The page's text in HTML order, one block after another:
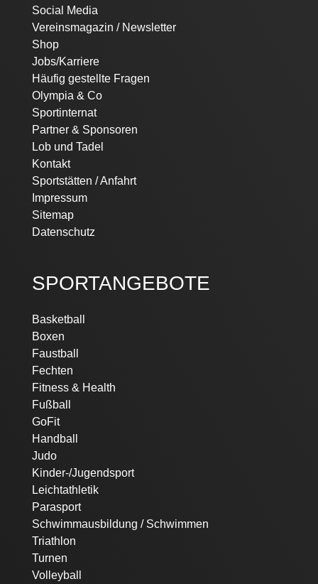
Social Media
Vereinsmagazin / Newsletter
Shop
Jobs/Karriere
Häufig gestellte Fragen
Olympia & Co
Sportinternat
Partner & Sponsoren
Lob und Tadel
Kontakt
Sportstätten / Anfahrt
Impressum
Sitemap
Datenschutz
SPORTANGEBOTE
Navigation
überspringen
Basketball
Boxen
Faustball
Fechten
Fitness & Health
Fußball
GoFit
Handball
Judo
Kinder-/Jugendsport
Leichtathletik
Parasport
Schwimmausbildung / Schwimmen
Triathlon
Turnen
Volleyball